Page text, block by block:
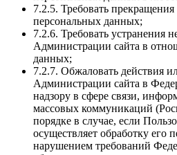
7.2.5. Требовать прекращения
персональных данных;
7.2.6. Требовать устранения
Администрации сайта в
данных;
7.2.7. Обжаловать действия
Администрации сайта в
надзору в сфере связи,
массовых коммуникаций
порядке в случае, если
осуществляет обработку его
нарушением требований